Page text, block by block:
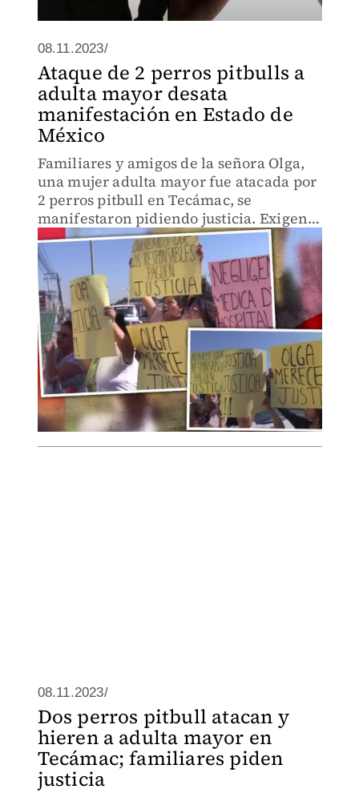
08.11.2023/
Ataque de 2 perros pitbulls a
adulta mayor desata
manifestación en Estado de
México
Familiares y amigos de la señora Olga,
una mujer adulta mayor fue atacada por
2 perros pitbull en Tecámac, se
manifestaron pidiendo justicia. Exigen
la intervención de la Fiscalía General de
Justicia del Estado de México en el caso.
08.11.2023/
Dos perros pitbull atacan y
hieren a adulta mayor en
Tecámac; familiares piden
justicia